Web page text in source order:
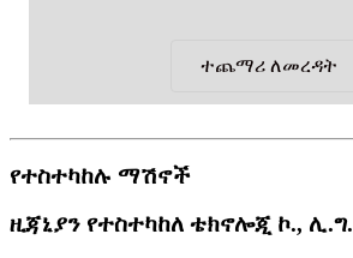
ተጨማሪ ለመረዳት
የተስተካከሉ ማሽኖች
ዚጃኒያን የተስተካከለ ቴክኖሎጂ ኮ., ሊ.ግ.